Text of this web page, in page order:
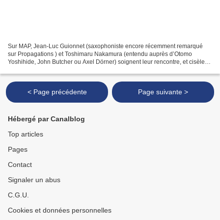
Sur MAP, Jean-Luc Guionnet (saxophoniste encore récemment remarqué
sur Propagations ) et Toshimaru Nakamura (entendu auprès d’Otomo
Yoshihide, John Butcher ou Axel Dörner) soignent leur rencontre, et cisèlent
< Page précédente Page suivante >
Hébergé par Canalblog
Top articles
Pages
Contact
Signaler un abus
C.G.U.
Cookies et données personnelles